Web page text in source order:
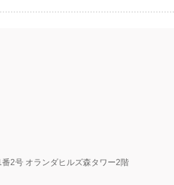
2号 オランダヒルズ森タワー2階